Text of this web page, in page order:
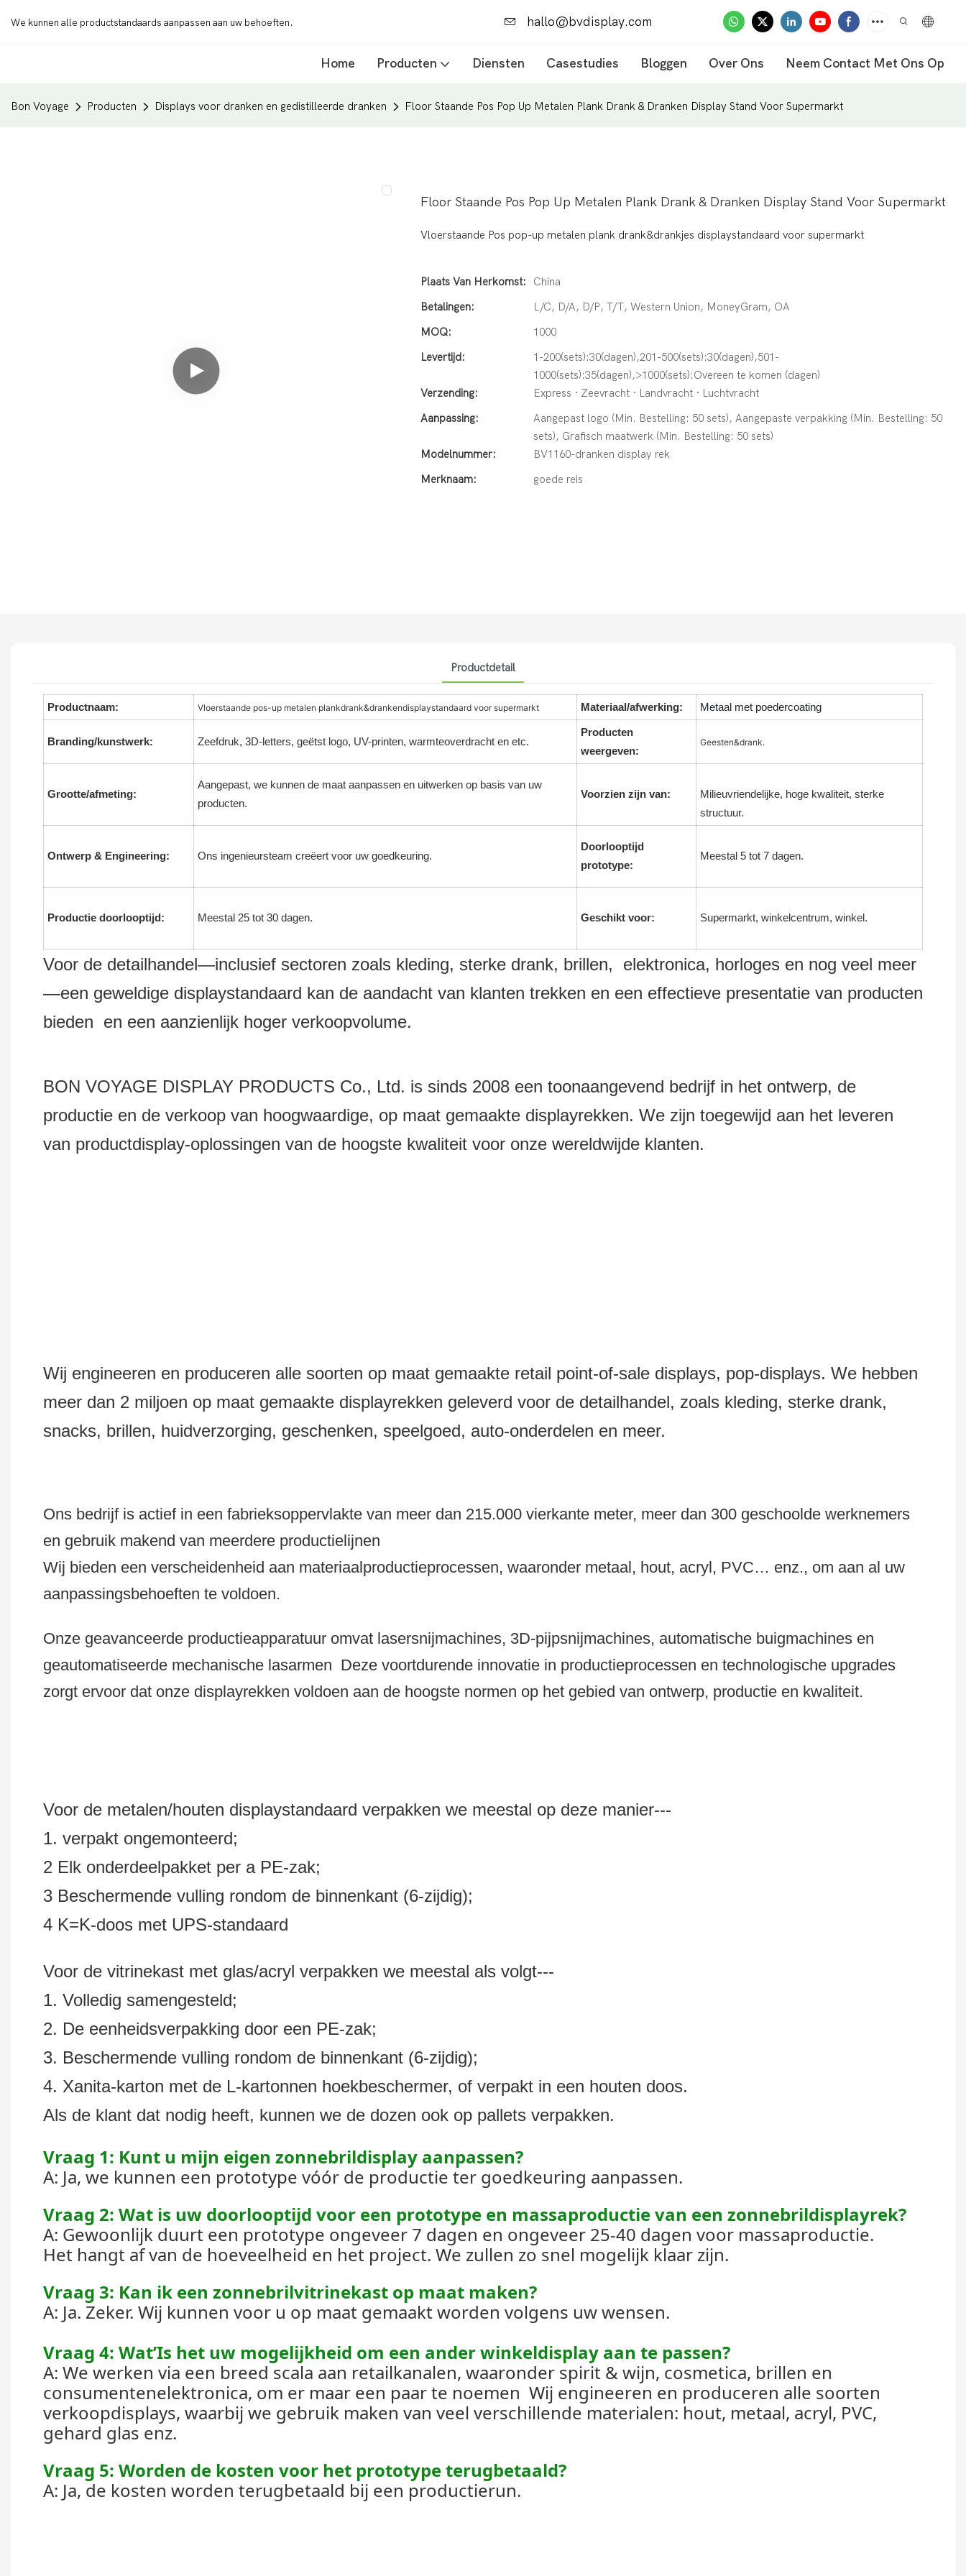
We kunnen alle productstandaards aanpassen aan uw behoeften. hallo@bvdisplay.com
Home Producten Diensten Casestudies Bloggen Over Ons Neem Contact Met Ons Op
Bon Voyage Producten Displays voor dranken en gedistilleerde dranken Floor Staande Pos Pop Up Metalen Plank Drank & Dranken Display Stand Voor Supermarkt
Floor Staande Pos Pop Up Metalen Plank Drank & Dranken Display Stand Voor Supermarkt
Vloerstaande Pos pop-up metalen plank drank&drankjes displaystandaard voor supermarkt
Plaats Van Herkomst:
China
Betalingen:
L/C, D/A, D/P, T/T, Western Union, MoneyGram, OA
MOQ:
1000
Levertijd:
1-200(sets):30(dagen),201-500(sets):30(dagen),501-
1000(sets):35(dagen),>1000(sets):Overeen te komen (dagen)
Verzending:
Express · Zeevracht · Landvracht · Luchtvracht
Aanpassing:
Aangepast logo (Min. Bestelling: 50 sets), Aangepaste verpakking (Min. Bestelling: 50
sets), Grafisch maatwerk (Min. Bestelling: 50 sets)
Modelnummer:
BV1160-dranken display rek
Merknaam:
goede reis
Productdetail
Productnaam: Vloerstaande pos-up metalen plankdrank&drankendisplaystandaard voor supermarkt Materiaal/afwerking: Metaal met poedercoating
Branding/kunstwerk: Zeefdruk, 3D-letters, geëtst logo, UV-printen, warmteoverdracht en etc.
Producten
weergeven:
Geesten&drank.
Grootte/afmeting:
Aangepast, we kunnen de maat aanpassen en uitwerken op basis van uw
producten.
Voorzien zijn van:
Milieuvriendelijke, hoge kwaliteit, sterke
structuur.
Ontwerp & Engineering: Ons ingenieursteam creëert voor uw goedkeuring.
Doorlooptijd
prototype:
Meestal 5 tot 7 dagen.
Productie doorlooptijd: Meestal 25 tot 30 dagen. Geschikt voor: Supermarkt, winkelcentrum, winkel.
Voor de detailhandel—inclusief sectoren zoals kleding, sterke drank, brillen, elektronica, horloges en nog veel meer
—een geweldige displaystandaard kan de aandacht van klanten trekken en een effectieve presentatie van producten
bieden en een aanzienlijk hoger verkoopvolume.
BON VOYAGE DISPLAY PRODUCTS Co., Ltd. is sinds 2008 een toonaangevend bedrijf in het ontwerp, de
productie en de verkoop van hoogwaardige, op maat gemaakte displayrekken. We zijn toegewijd aan het leveren
van productdisplay-oplossingen van de hoogste kwaliteit voor onze wereldwijde klanten.
Wij engineeren en produceren alle soorten op maat gemaakte retail point-of-sale displays, pop-displays. We hebben
meer dan 2 miljoen op maat gemaakte displayrekken geleverd voor de detailhandel, zoals kleding, sterke drank,
snacks, brillen, huidverzorging, geschenken, speelgoed, auto-onderdelen en meer.
Ons bedrijf is actief in een fabrieksoppervlakte van meer dan 215.000 vierkante meter, meer dan 300 geschoolde werknemers
en gebruik makend van meerdere productielijnen
Wij bieden een verscheidenheid aan materiaalproductieprocessen, waaronder metaal, hout, acryl, PVC… enz., om aan al uw
aanpassingsbehoeften te voldoen.
Onze geavanceerde productieapparatuur omvat lasersnijmachines, 3D-pijpsnijmachines, automatische buigmachines en
geautomatiseerde mechanische lasarmen Deze voortdurende innovatie in productieprocessen en technologische upgrades
zorgt ervoor dat onze displayrekken voldoen aan de hoogste normen op het gebied van ontwerp, productie en kwaliteit.
Voor de metalen/houten displaystandaard verpakken we meestal op deze manier---
1. verpakt ongemonteerd;
2 Elk onderdeelpakket per a PE-zak;
3 Beschermende vulling rondom de binnenkant (6-zijdig);
4 K=K-doos met UPS-standaard
Voor de vitrinekast met glas/acryl verpakken we meestal als volgt---
1. Volledig samengesteld;
2. De eenheidsverpakking door een PE-zak;
3. Beschermende vulling rondom de binnenkant (6-zijdig);
4. Xanita-karton met de L-kartonnen hoekbeschermer, of verpakt in een houten doos.
Als de klant dat nodig heeft, kunnen we de dozen ook op pallets verpakken.
Vraag 1: Kunt u mijn eigen zonnebrildisplay aanpassen?
A: Ja, we kunnen een prototype vóór de productie ter goedkeuring aanpassen.
Vraag 2: Wat is uw doorlooptijd voor een prototype en massaproductie van een zonnebrildisplayrek?
A: Gewoonlijk duurt een prototype ongeveer 7 dagen en ongeveer 25-40 dagen voor massaproductie.
Het hangt af van de hoeveelheid en het project. We zullen zo snel mogelijk klaar zijn.
Vraag 3: Kan ik een zonnebrilvitrinekast op maat maken?
A: Ja. Zeker. Wij kunnen voor u op maat gemaakt worden volgens uw wensen.
Vraag 4: Wat’Is het uw mogelijkheid om een ​​ander winkeldisplay aan te passen?
A: We werken via een breed scala aan retailkanalen, waaronder spirit & wijn, cosmetica, brillen en
consumentenelektronica, om er maar een paar te noemen Wij engineeren en produceren alle soorten
verkoopdisplays, waarbij we gebruik maken van veel verschillende materialen: hout, metaal, acryl, PVC,
gehard glas enz.
Vraag 5: Worden de kosten voor het prototype terugbetaald?
A: Ja, de kosten worden terugbetaald bij een productierun.